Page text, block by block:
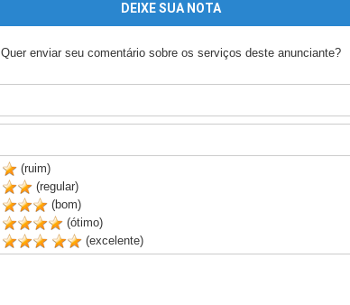
DEIXE SUA NOTA
Quer enviar seu comentário sobre os serviços deste anunciante?
(ruim)
(regular)
(bom)
(ótimo)
(excelente)